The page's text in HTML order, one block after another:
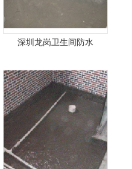
深圳龙岗卫生间防水